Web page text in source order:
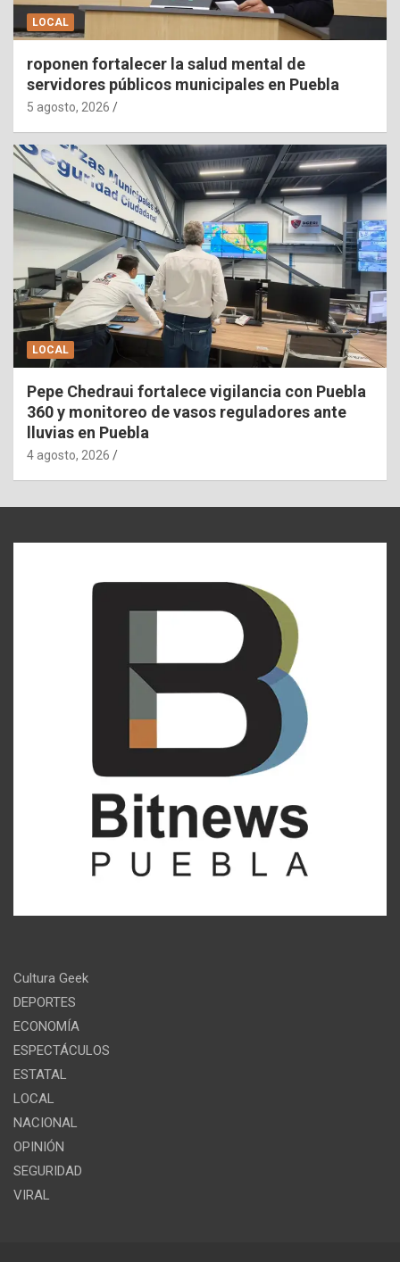
LOCAL
roponen fortalecer la salud mental de
servidores públicos municipales en Puebla
5 agosto, 2026
LOCAL
Pepe Chedraui fortalece vigilancia con Puebla
360 y monitoreo de vasos reguladores ante
lluvias en Puebla
4 agosto, 2026
Cultura Geek
DEPORTES
ECONOMÍA
ESPECTÁCULOS
ESTATAL
LOCAL
NACIONAL
OPINIÓN
SEGURIDAD
VIRAL